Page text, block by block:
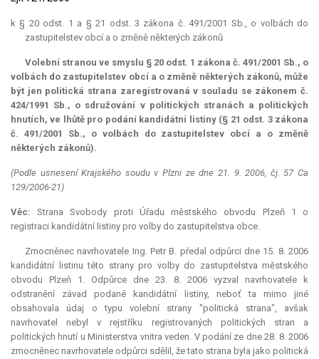
k § 20 odst. 1 a § 21 odst. 3 zákona č. 491/2001 Sb., o volbách do
zastupitelstev obcí a o změně některých zákonů
Volební stranou ve smyslu § 20 odst. 1 zákona č. 491/2001 Sb., o
volbách do zastupitelstev obcí a o změně některých zákonů, může
být jen politická strana zaregistrovaná v souladu se zákonem č.
424/1991 Sb., o sdružování v politických stranách a politických
hnutích, ve lhůtě pro podání kandidátní listiny (§ 21 odst. 3 zákona
č. 491/2001 Sb., o volbách do zastupitelstev obcí a o změně
některých zákonů).
(Podle usnesení Krajského soudu v Plzni ze dne 21. 9. 2006, čj. 57 Ca
129/2006-21)
Věc: Strana Svobody proti Úřadu městského obvodu Plzeň 1 o
registraci kandidátní listiny pro volby do zastupitelstva obce.
Zmocněnec navrhovatele Ing. Petr B. předal odpůrci dne 15. 8. 2006
kandidátní listinu této strany pro volby do zastupitelstva městského
obvodu Plzeň 1. Odpůrce dne 23. 8. 2006 vyzval navrhovatele k
odstranění závad podané kandidátní listiny, neboť ta mimo jiné
obsahovala údaj o typu volební strany "politická strana", avšak
navrhovatel nebyl v rejstříku registrovaných politických stran a
politických hnutí u Ministerstva vnitra veden. V podání ze dne 28. 8. 2006
zmocněnec navrhovatele odpůrci sdělil, že tato strana byla jako politická